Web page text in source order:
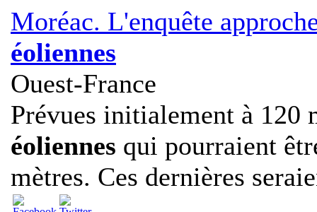
Moréac. L'enquête
éoliennes
Ouest-France
Prévues initialement à 120
éoliennes qui pourraient
mètres. Ces dernières